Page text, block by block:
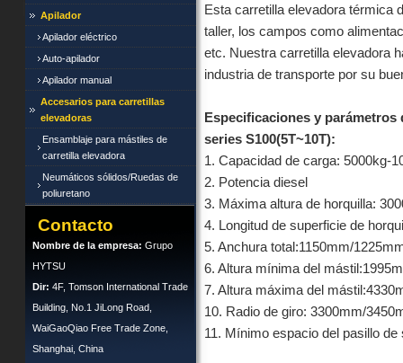
Apilador
Apilador eléctrico
Auto-apilador
Apilador manual
Accesarios para carretillas
elevadoras
Ensamblaje para mástiles de
carretilla elevadora
Neumáticos sólidos/Ruedas de
poliuretano
Contacto
Nombre de la empresa: Grupo
HYTSU
Dir: 4F, Tomson International Trade
Building, No.1 JiLong Road,
WaiGaoQiao Free Trade Zone,
Shanghai, China
Esta carretilla elevadora térmica
taller, los campos como
etc. Nuestra carretilla elevadora
industria de transporte por su
Especificaciones y
series S100(5T~10T):
1. Capacidad de carga: 5000kg-
2. Potencia diesel
3. Máxima altura de horquilla:
4. Longitud de superficie de
5. Anchura total:1150mm/
6. Altura mínima del
7. Altura máxima del
10. Radio de giro: 3300mm/
11. Mínimo espacio del pasillo